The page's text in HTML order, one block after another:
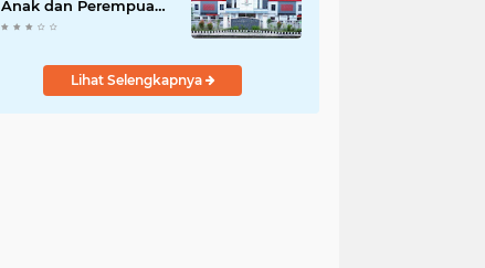
Anak dan Perempuan
Hingga Juli 2026
Lihat Selengkapnya